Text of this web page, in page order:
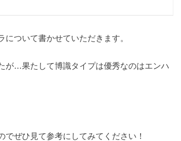
ついて書かせていただきます。
が…果たして博識タイプは優秀なのはエンハ
ぜひ見て参考にしてみてください！